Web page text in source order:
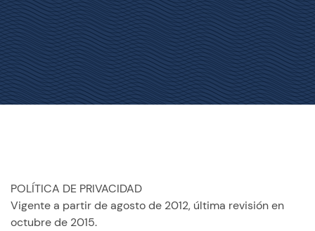
POLÍTICA DE PRIVACIDAD
Vigente a partir de agosto de 2012, última revisión en
octubre de 2015.